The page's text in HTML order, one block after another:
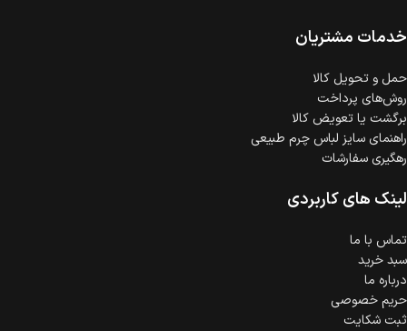
است.
گارانتی معتبر برای تمامی محصولات ارائه می‌شود.
خدمات مشتریان
حمل‌ و تحویل کالا
روش‌های پرداخت
برگشت یا تعویض کالا
راهنمای سایز لباس چرم طبیعی
رهگیری سفارشات
لینک های کاربردی
تماس با ما
سبد خرید
درباره ما
حریم خصوصی
ثبت شکایت